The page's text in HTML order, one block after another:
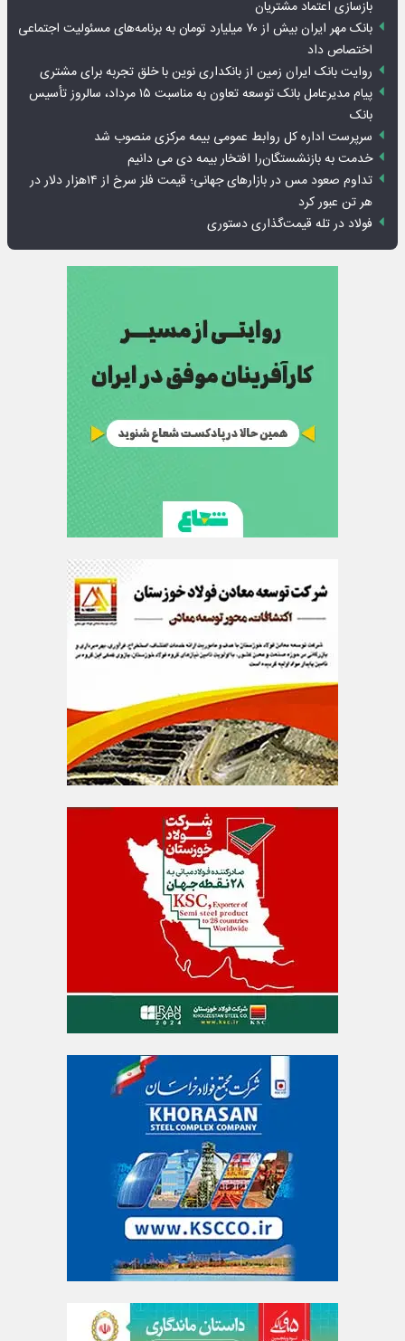
بازسازی اعتماد مشتریان
بانک مهر ایران بیش از ۷۰ میلیارد تومان به برنامه‌های مسئولیت اجتماعی
اختصاص داد
روایت بانک ایران زمین از بانکداری نوین با خلق تجربه برای مشتری
پیام مدیرعامل بانک توسعه تعاون به مناسبت ۱۵ مرداد، سالروز تأسیس
بانک
سرپرست اداره کل روابط عمومی بیمه مرکزی منصوب شد
خدمت به بازنشستگان‌را افتخار بیمه دی می دانیم
تداوم صعود مس در بازارهای جهانی؛ قیمت فلز سرخ از ۱۴هزار دلار در
هر تن عبور کرد
فولاد در تله قیمت‌گذاری دستوری